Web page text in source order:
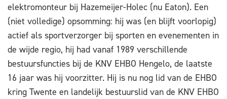
elektromonteur bij Hazemeijer-Holec (nu Eaton). Een
(niet volledige) opsomming: hij was (en blijft voorlopig)
actief als sportverzorger bij sporten en evenementen in
de wijde regio, hij had vanaf 1989 verschillende
bestuursfuncties bij de KNV EHBO Hengelo, de laatste
16 jaar was hij voorzitter. Hij is nu nog lid van de EHBO
kring Twente en landelijk bestuurslid van de KNV EHBO